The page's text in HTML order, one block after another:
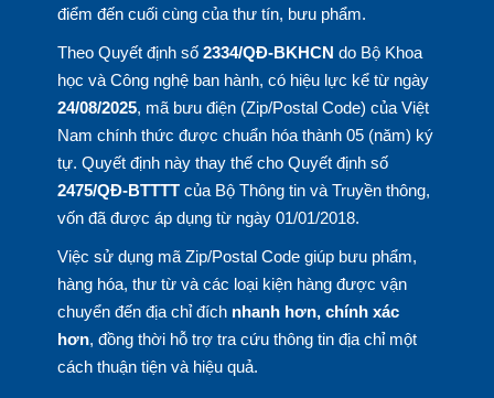
điểm đến cuối cùng của thư tín, bưu phẩm.
Theo Quyết định số 2334/QĐ-BKHCN do Bộ Khoa
học và Công nghệ ban hành, có hiệu lực kể từ ngày
24/08/2025, mã bưu điện (Zip/Postal Code) của Việt
Nam chính thức được chuẩn hóa thành 05 (năm) ký
tự. Quyết định này thay thế cho Quyết định số
2475/QĐ-BTTTTcủa Bộ Thông tin và Truyền thông,
vốn đã được áp dụng từ ngày 01/01/2018.
Việc sử dụng mã Zip/Postal Code giúp bưu phẩm,
hàng hóa, thư từ và các loại kiện hàng được vận
chuyển đến địa chỉ đích nhanh hơn, chính xác
hơn, đồng thời hỗ trợ tra cứu thông tin địa chỉ một
cách thuận tiện và hiệu quả.